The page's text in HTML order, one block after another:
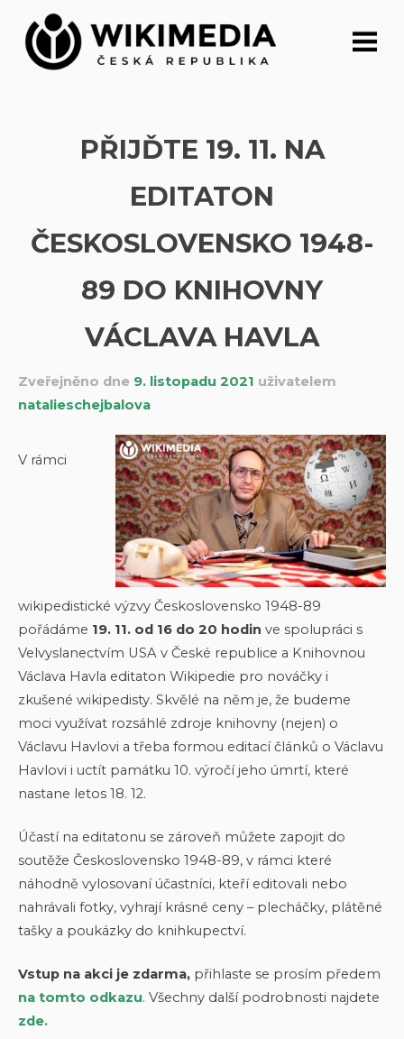
Přeskočit
obsah
PŘIJĎTE 19. 11. NA
EDITATON
ČESKOSLOVENSKO 1948-
89 DO KNIHOVNY
VÁCLAVA HAVLA
Zveřejněno dne 9. listopadu 2021 uživatelem
natalieschejbalova
V rámci
wikipedistické výzvy Československo 1948-89
pořádáme 19. 11. od 16 do 20 hodin ve spolupráci s
Velvyslanectvím USA v České republice a Knihovnou
Václava Havla editaton Wikipedie pro nováčky i
zkušené wikipedisty. Skvělé na něm je, že budeme
moci využívat rozsáhlé zdroje knihovny (nejen) o
Václavu Havlovi a třeba formou editací článků o Václavu
Havlovi i uctít památku 10. výročí jeho úmrtí, které
nastane letos 18. 12.
Účastí na editatonu se zároveň můžete zapojit do
soutěže Československo 1948-89, v rámci které
náhodně vylosovaní účastníci, kteří editovali nebo
nahrávali fotky, vyhrají krásné ceny – plecháčky, plátěné
tašky a poukázky do knihkupectví.
Vstup na akci je zdarma, přihlaste se prosím předem
na tomto odkazu. Všechny další podrobnosti najdete
zde.